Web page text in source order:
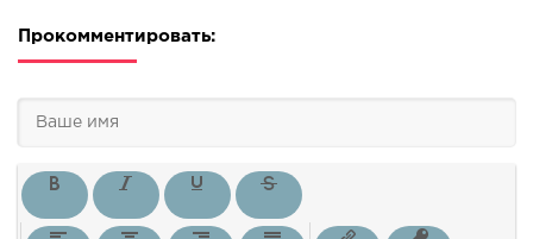
Прокомментировать: